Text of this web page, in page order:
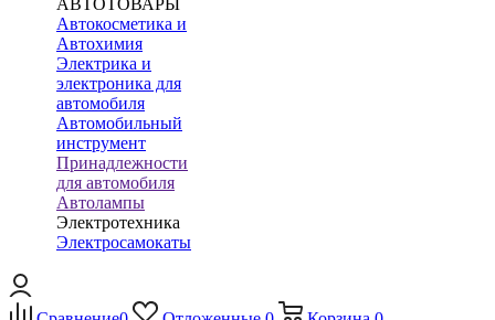
Автокосметика и
Автохимия
Электрика и
электроника для
автомобиля
Автомобильный
инструмент
Принадлежности
для автомобиля
Автолампы
Электротехника
Электросамокаты